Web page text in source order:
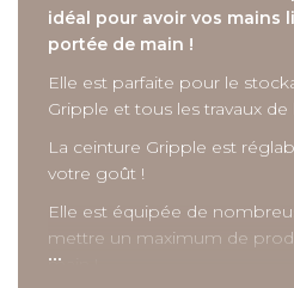
idéal pour avoir vos mains
portée de main !
Elle est parfaite pour le
Gripple et tous les travaux de
La ceinture Gripple est
votre goût !
Elle est équipée de
mettre un maximum de
main !
...